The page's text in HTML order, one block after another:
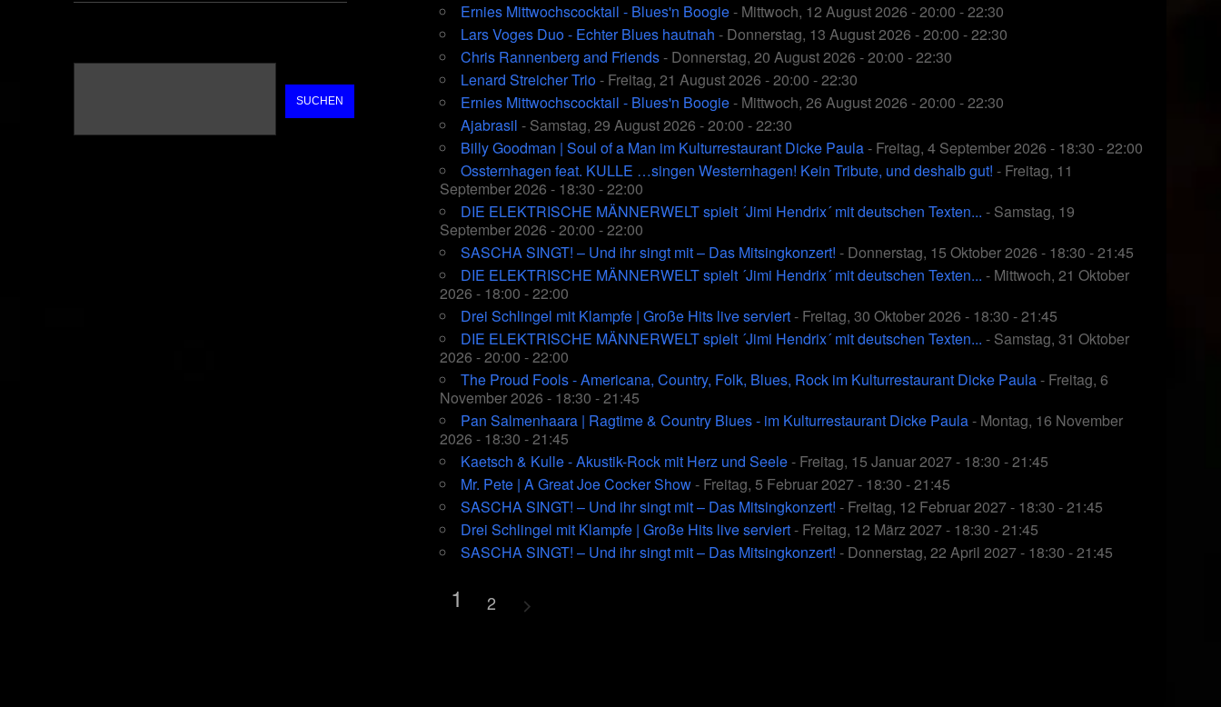
Ernies Mittwochscocktail - Blues'n Boogie- Mittwoch, 12 August 2026 - 20:00 - 22:30
Lars Voges Duo - Echter Blues hautnah - Donnerstag, 13 August 2026 - 20:00 - 22:30
Chris Rannenberg and Friends- Donnerstag, 20 August 2026 - 20:00 - 22:30
Lenard Streicher Trio- Freitag, 21 August 2026 - 20:00 - 22:30
Ernies Mittwochscocktail - Blues'n Boogie- Mittwoch, 26 August 2026 - 20:00 - 22:30
Ajabrasil - Samstag, 29 August 2026 - 20:00 - 22:30
Billy Goodman | Soul of a Man im Kulturrestaurant Dicke Paula- Freitag, 4 September 2026 - 18:30 - 22:00
Ossternhagen feat. KULLE …singen Westernhagen! Kein Tribute, und deshalb gut! - Freitag, 11
September 2026 - 18:30 - 22:00
DIE ELEKTRISCHE MÄNNERWELT spielt ´Jimi Hendrix´ mit deutschen Texten... - Samstag, 19
September 2026 - 20:00 - 22:00
SASCHA SINGT! – Und ihr singt mit – Das Mitsingkonzert! - Donnerstag, 15 Oktober 2026 - 18:30 - 21:45
DIE ELEKTRISCHE MÄNNERWELT spielt ´Jimi Hendrix´ mit deutschen Texten... - Mittwoch, 21 Oktober
2026 - 18:00 - 22:00
Drei Schlingel mit Klampfe | Große Hits live serviert- Freitag, 30 Oktober 2026 - 18:30 - 21:45
DIE ELEKTRISCHE MÄNNERWELT spielt ´Jimi Hendrix´ mit deutschen Texten... - Samstag, 31 Oktober
2026 - 20:00 - 22:00
The Proud Fools - Americana, Country, Folk, Blues, Rock im Kulturrestaurant Dicke Paula- Freitag, 6
November 2026 - 18:30 - 21:45
Pan Salmenhaara | Ragtime & Country Blues - im Kulturrestaurant Dicke Paula- Montag, 16 November
2026 - 18:30 - 21:45
Kaetsch & Kulle - Akustik-Rock mit Herz und Seele- Freitag, 15 Januar 2027 - 18:30 - 21:45
Mr. Pete | A Great Joe Cocker Show- Freitag, 5 Februar 2027 - 18:30 - 21:45
SASCHA SINGT! – Und ihr singt mit – Das Mitsingkonzert! - Freitag, 12 Februar 2027 - 18:30 - 21:45
Drei Schlingel mit Klampfe | Große Hits live serviert- Freitag, 12 März 2027 - 18:30 - 21:45
SASCHA SINGT! – Und ihr singt mit – Das Mitsingkonzert! - Donnerstag, 22 April 2027 - 18:30 - 21:45
1 2
SUCHEN